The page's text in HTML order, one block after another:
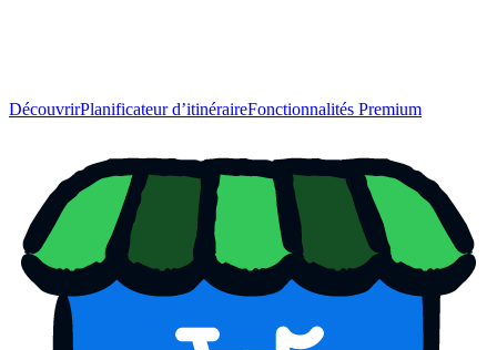
DécouvrirPlanificateur d’itinéraireFonctionnalités Premium